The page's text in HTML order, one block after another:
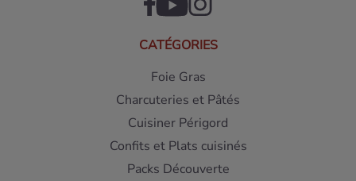
CATÉGORIES
Foie Gras
Charcuteries et Pâtés
Cuisiner Périgord
Confits et Plats cuisinés
Packs Découverte